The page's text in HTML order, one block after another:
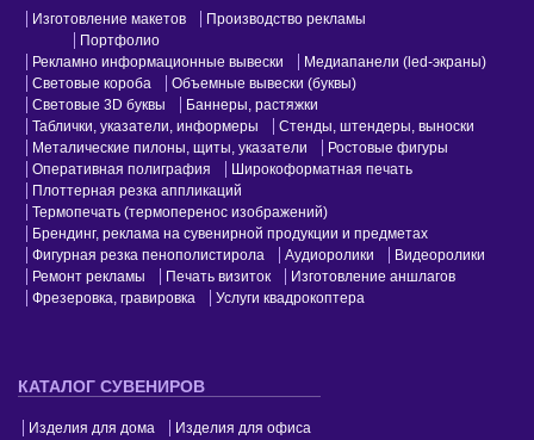
Изготовление макетов
Портфолио
Производство рекламы
Рекламно информационные вывески
Медиапанели (led-экраны)
Световые короба
Объемные вывески (буквы)
Световые 3D буквы
Баннеры, растяжки
Таблички, указатели, информеры
Стенды, штендеры, выноски
Металические пилоны, щиты, указатели
Ростовые фигуры
Оперативная полиграфия
Широкоформатная печать
Плоттерная резка аппликаций
Термопечать (термоперенос изображений)
Брендинг, реклама на сувенирной продукции и предметах
Фигурная резка пенополистирола
Аудиоролики
Видеоролики
Ремонт рекламы
Печать визиток
Изготовление аншлагов
Фрезеровка, гравировка
Услуги квадрокоптера
КАТАЛОГ СУВЕНИРОВ
Изделия для дома Изделия для офиса